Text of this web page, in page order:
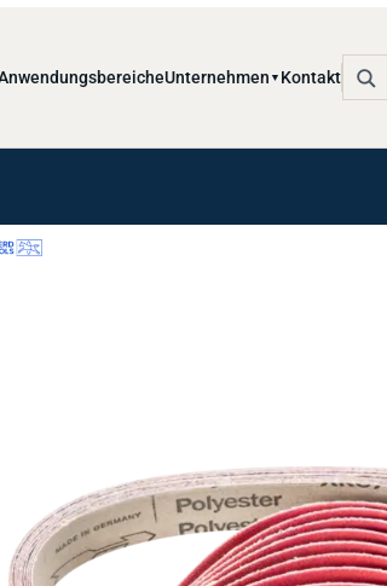
AnwendungsbereicheUnternehmen Kontakt